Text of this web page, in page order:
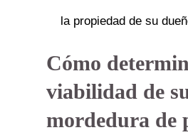
la propiedad de su
Cómo
viabilidad de
mordedura de